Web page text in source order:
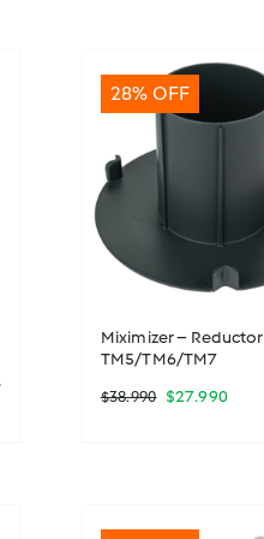
28% OFF
Miximizer –
TM5/TM6/TM7
$38.990 El
era:
$27.990El